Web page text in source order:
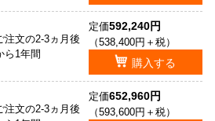
注文の2-3ヵ月後
ら1年間
定価592,240円
（538,400円＋税）
購入する
注文の2-3ヵ月後
定価652,960円
（593,600円＋税）